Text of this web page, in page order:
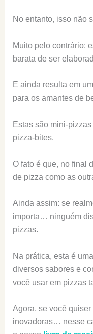
No entanto, isso não
Muito pelo contrário:
barata de ser
E ainda resulta em
para os amantes de
Estas são mini-
pizza-bites.
O fato é que, no final
de pizza como as
Ainda assim: se
importa… ninguém
pizzas.
Na prática, esta é
diversos sabores e
você usar em pizzas
Agora, se você
inovadoras… nesse